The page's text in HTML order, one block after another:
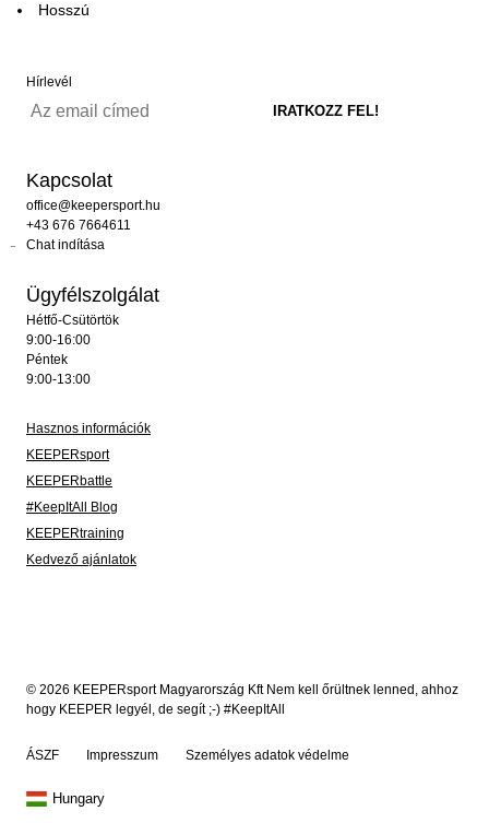
Hosszú
Hírlevél
Kapcsolat
office@keepersport.hu
+43 676 7664611
Chat indítása
Ügyfélszolgálat
Hétfő-Csütörtök
9:00-16:00
Péntek
9:00-13:00
Hasznos információk
KEEPERsport
KEEPERbattle
#KeepItAll Blog
KEEPERtraining
Kedvező ajánlatok
© 2026 KEEPERsport Magyarország Kft Nem kell őrültnek lenned, ahhoz
hogy KEEPER legyél, de segít ;-) #KeepItAll
ÁSZF Impresszum Személyes adatok védelme
Hungary